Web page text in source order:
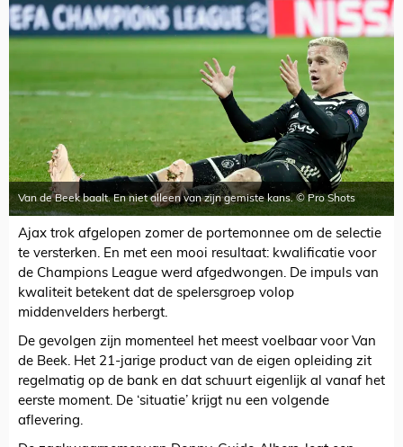
Van de Beek baalt. En niet alleen van zijn gemiste kans. © Pro Shots
Ajax trok afgelopen zomer de portemonnee om de selectie
te versterken. En met een mooi resultaat: kwalificatie voor
de Champions League werd afgedwongen. De impuls van
kwaliteit betekent dat de spelersgroep volop
middenvelders herbergt.
De gevolgen zijn momenteel het meest voelbaar voor Van
de Beek. Het 21-jarige product van de eigen opleiding zit
regelmatig op de bank en dat schuurt eigenlijk al vanaf het
eerste moment. De ‘situatie’ krijgt nu een volgende
aflevering.